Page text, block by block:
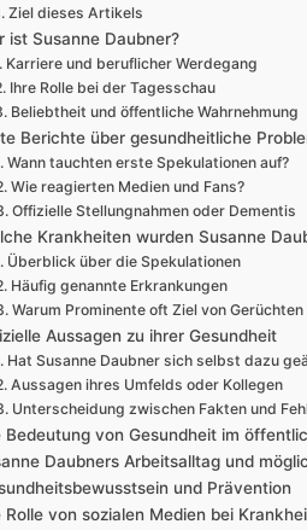
Ziel dieses Artikels
ist Susanne Daubner?
Karriere und beruflicher Werdegang
Ihre Rolle bei der Tagesschau
Beliebtheit und öffentliche Wahrnehmung
Berichte über gesundheitliche
Wann tauchten erste Spekulationen auf?
Wie reagierten Medien und Fans?
Offizielle Stellungnahmen oder Dementis
Krankheiten wurden Susanne
Überblick über die Spekulationen
Häufig genannte Erkrankungen
Warum Prominente oft Ziel von Gerüchten
Aussagen zu ihrer Gesundheit
Hat Susanne Daubner sich selbst dazu
Aussagen ihres Umfelds oder Kollegen
Unterscheidung zwischen Fakten und
Bedeutung von Gesundheit im
Daubners Arbeitsalltag und
und Prävention
Rolle von sozialen Medien bei